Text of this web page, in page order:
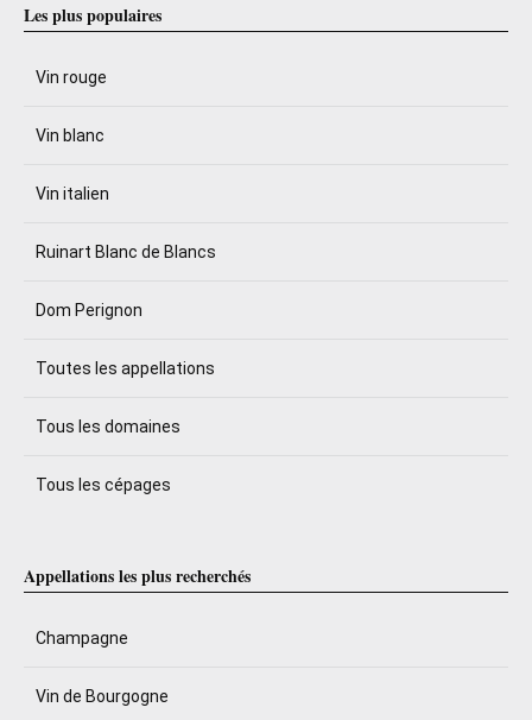
Les plus populaires
Vin rouge
Vin blanc
Vin italien
Ruinart Blanc de Blancs
Dom Perignon
Toutes les appellations
Tous les domaines
Tous les cépages
Appellations les plus recherchés
Champagne
Vin de Bourgogne